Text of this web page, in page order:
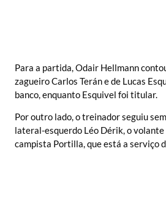
Para a partida, Odair Hellmann
zagueiro Carlos Terán e de Lucas
banco, enquanto Esquivel foi titular.
Por outro lado, o treinador seguiu
lateral-esquerdo Léo Dérik, o
campista Portilla, que está a serviço